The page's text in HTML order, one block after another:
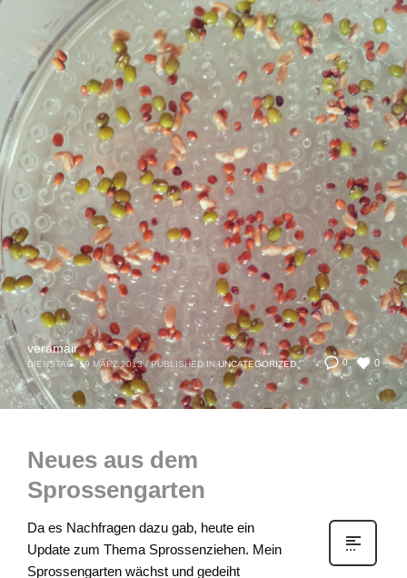
0 0
veramair
DIENSTAG, 19 MÄRZ 2013 / PUBLISHED IN UNCATEGORIZED
Neues aus dem
Sprossengarten
Da es Nachfragen dazu gab, heute ein
Update zum Thema Sprossenziehen. Mein
Sprossengarten wächst und gedeiht